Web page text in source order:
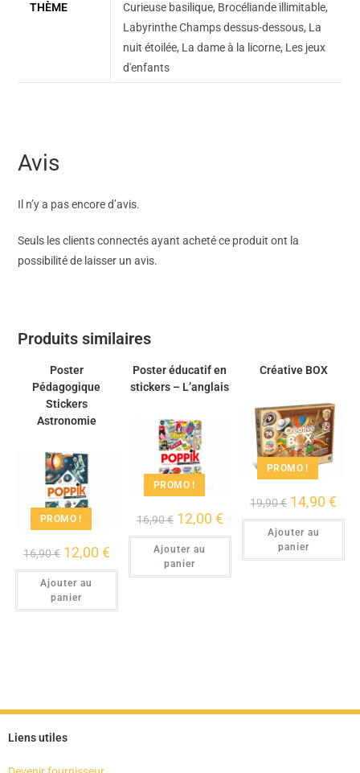
THÈME
Curieuse basilique, Brocéliande illimitable,
Labyrinthe Champs dessus-dessous, La
nuit étoilée, La dame à la licorne, Les jeux
d'enfants
Avis
Il n’y a pas encore d’avis.
Seuls les clients connectés ayant acheté ce produit ont la
possibilité de laisser un avis.
Produits similaires
Poster
Pédagogique
Stickers
Astronomie
PROMO !
16,90€ 12,00 €
Ajouter au
panier
Poster éducatif en
stickers – L’anglais
PROMO !
16,90€ 12,00 €
Ajouter au
panier
Créative BOX
PROMO !
19,90€ 14,90€
Ajouter au
panier
Liens utiles